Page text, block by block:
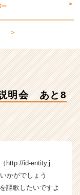
ー >
>
明会 あと8
http://id-entity.j
かがでしょう
謳歌したいですよ